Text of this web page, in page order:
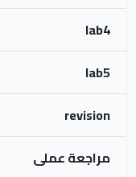
lab4
lab5
revision
مراجعة عملى